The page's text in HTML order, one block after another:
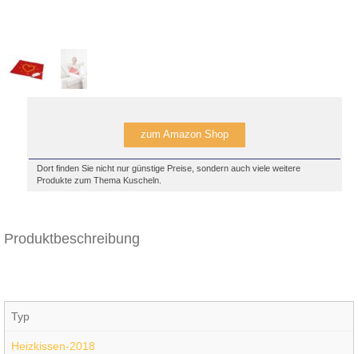
zum Amazon Shop
Dort finden Sie nicht nur günstige Preise, sondern auch viele weitere
Produkte zum Thema Kuscheln.
Produktbeschreibung
Typ
Heizkissen-2018